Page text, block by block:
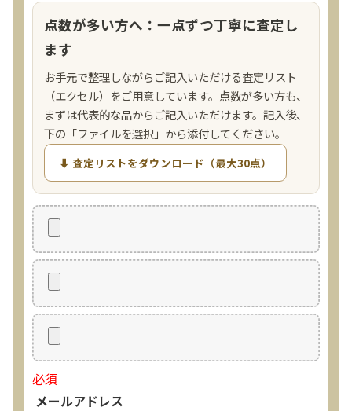
点数が多い方へ：一点ずつ丁寧に査定し
ます
お手元で整理しながらご記入いただける査定リスト
（エクセル）をご用意しています。点数が多い方も、
まずは代表的な品からご記入いただけます。記入後、
下の「ファイルを選択」から添付してください。
⬇ 査定リストをダウンロード（最大30点）
必須
メールアドレス